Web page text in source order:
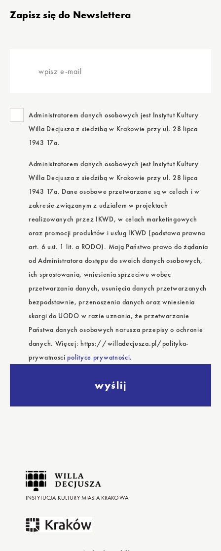
StopkaZapisz się do Newslettera
Administratorem danych osobowych jest Instytut Kultury
Willa Decjusza z siedzibą w Krakowie przy ul. 28 lipca
1943 17a.
Administratorem danych osobowych jest Instytut Kultury
Willa Decjusza z siedzibą w Krakowie przy ul. 28 lipca
1943 17a. Dane osobowe przetwarzane są w celach i w
zakresie związanym z udziałem w projektach
realizowanych przez IKWD, w celach marketingowych
oraz promocji produktów i usług IKWD (podstawa prawna
art. 6 ust. 1 lit. a RODO). Mają Państwo prawo do żądania
od Administratora dostępu do swoich danych osobowych,
ich sprostowania, wniesienia sprzeciwu wobec
przetwarzania danych, usunięcia danych przetwarzanych
bezpodstawnie, przenoszenia danych oraz wniesienia
skargi do UODO w razie uznania, że przetwarzanie
Państwa danych osobowych narusza przepisy o ochronie
danych. Więcej: https://willadecjusza.pl/polityka-
prywatnoscipolityce prywatności.
wyślij
INSTYTUCJA KULTURY MIASTA KRAKOWA